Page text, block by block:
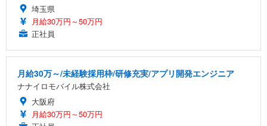
埼玉県
月給30万円～50万円
正社員
月給30万～/未経験採用枠/研修充実/アプリ開発エンジニア
ナナイロモバイル株式会社
大阪府
月給30万円～50万円